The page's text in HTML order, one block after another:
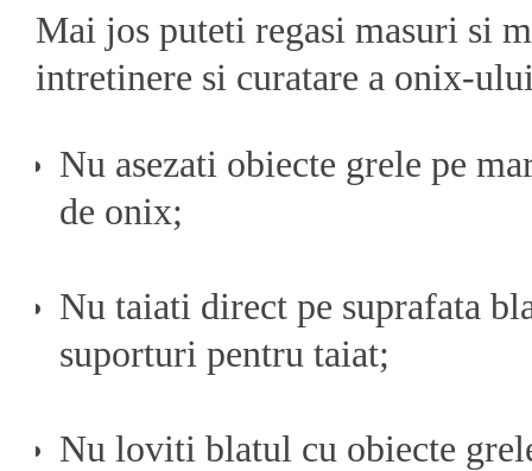
Mai jos puteti regasi masuri si
intretinere si curatare a onix-
Nu asezati obiecte grele pe
de onix;
Nu taiati direct pe suprafata
suporturi pentru taiat;
Nu loviti blatul cu obiecte